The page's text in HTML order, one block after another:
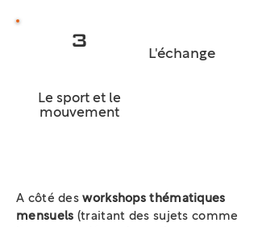
L'échange
Le sport et le
mouvement
3
A côté desworkshops thématiques
mensuels (traitant des sujets comme